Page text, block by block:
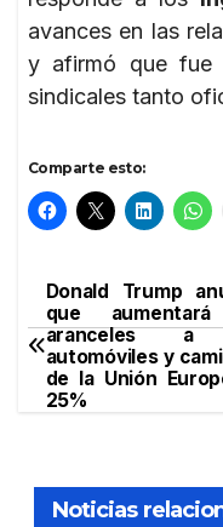
avances en las
y afirmó que fue
sindicales tanto
Comparte esto:
de
entradas
Donald Trump
que
aranceles a
automóviles y
de la Unión
25%
Noticias